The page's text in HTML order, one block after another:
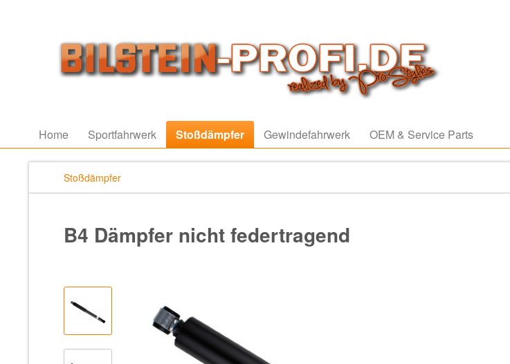
Home Sportfahrwerk Stoßdämpfer Gewindefahrwerk OEM & Service Parts
Stoßdämpfer
B4 Dämpfer nicht federtragend